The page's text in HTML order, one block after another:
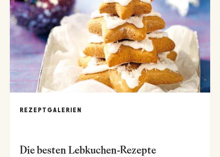
REZEPTGALERIEN
Die besten Lebkuchen-Rezepte